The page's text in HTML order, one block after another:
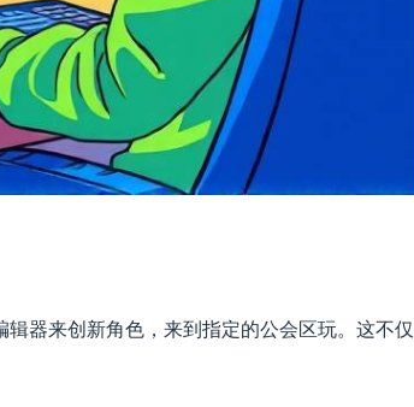
器来创新角色，来到指定的公会区玩。这不仅